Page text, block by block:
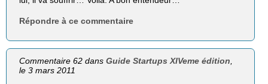
Répondre à ce commentaire
Commentaire 62 dansGuide Startups XIVeme édition,
le 3 mars 2011